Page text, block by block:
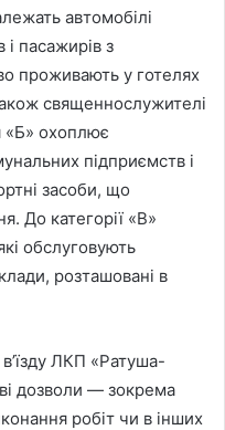
автомобілі
і пасажирів з
проживають у готелях
священнослужителі
«Б» охоплює
підприємств і
засоби, що
До категорії «В»
обслуговують
розташовані в
ЛКП «Ратуша-
дозволи — зокрема
робіт чи в інших